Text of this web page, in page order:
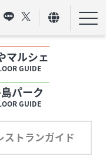
マルシェ
GUIDE
パーク
GUIDE
ストランガイド